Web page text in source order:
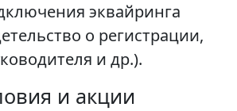
эквайринга
о регистрации,
и др.).
и акции